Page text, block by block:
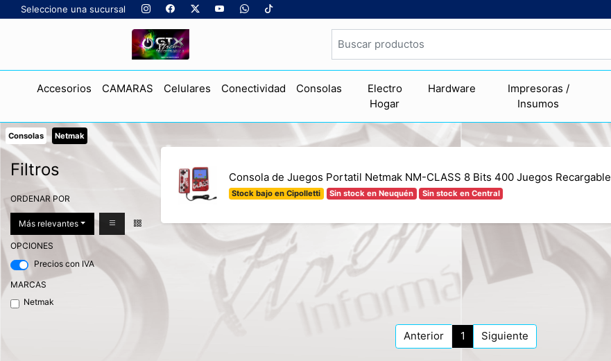
Seleccione una sucursal
Accesorios CAMARAS Celulares Conectividad Consolas
Electro
Hogar
Hardware
Impresoras /
Insumos
Consolas Netmak
Filtros
ORDENAR POR
Más relevantes
OPCIONES
Precios con IVA
MARCAS
Netmak
Consola de Juegos Portatil Netmak NM-CLASS 8 Bits 400 Juegos Recargable
Stock bajo en Cipolletti Sin stock en Neuquén Sin stock en Central
Anterior 1 Siguiente